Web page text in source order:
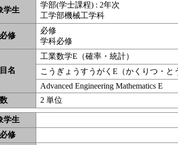
学生
学部(学士課程) : 2年次
工学部機械工学科
修
必修
学科必修
名
工業数学E（確率・統計）
こうぎょうすうがくE（かくりつ・と
Advanced Engineering Mathematics E
2 単位
学生
修